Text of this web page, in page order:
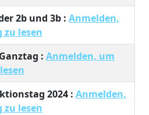
2b und 3b : Anmelden,
zu lesen
: Anmelden, um
2024 : Anmelden,
zu lesen